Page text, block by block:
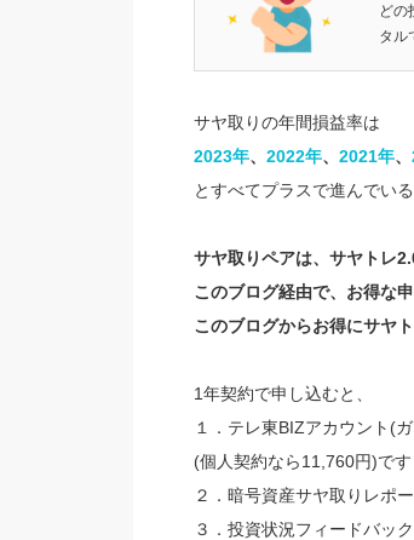
どの
タル
サヤ取りの年間損益率は
2023年​、 ​2022年​、​ 2021年​、​​
とすべてプラスで進んでいる
サヤ取りペアは、サヤトレ
このブログ経由で、お得な申
このブログからお得にサヤ
1年契約で申し込むと、
１．テレ東BIZアカウント(
(個人契約なら11,760円)です
２．暗号資産サヤ取りレポー
３．投資状況フィードバッ